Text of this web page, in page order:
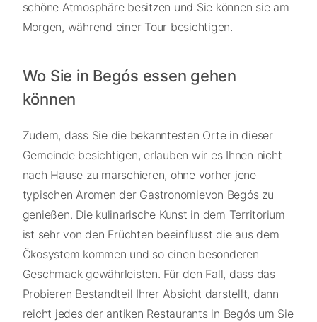
schöne Atmosphäre besitzen und Sie können sie am
Morgen, während einer Tour besichtigen.
Wo Sie in Begós essen gehen
können
Zudem, dass Sie die bekanntesten Orte in dieser
Gemeinde besichtigen, erlauben wir es Ihnen nicht
nach Hause zu marschieren, ohne vorher jene
typischen Aromen der Gastronomievon Begós zu
genießen. Die kulinarische Kunst in dem Territorium
ist sehr von den Früchten beeinflusst die aus dem
Ökosystem kommen und so einen besonderen
Geschmack gewährleisten. Für den Fall, dass das
Probieren Bestandteil Ihrer Absicht darstellt, dann
reicht jedes der antiken Restaurants in Begós um Sie